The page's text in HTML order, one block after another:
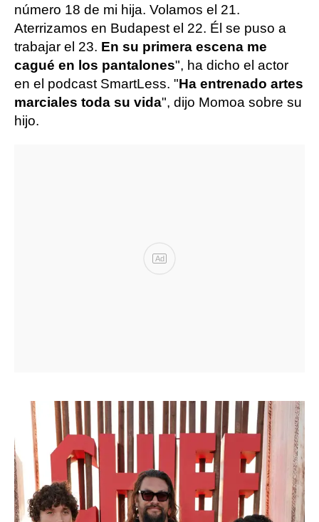
número 18 de mi hija. Volamos el 21.
Aterrizamos en Budapest el 22. Él se puso a
trabajar el 23. En su primera escena me
cagué en los pantalones", ha dicho el actor
en el podcast SmartLess. "Ha entrenado artes
marciales toda su vida", dijo Momoa sobre su
hijo.
Ad